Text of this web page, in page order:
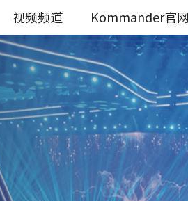
视频频道 Kommander官网